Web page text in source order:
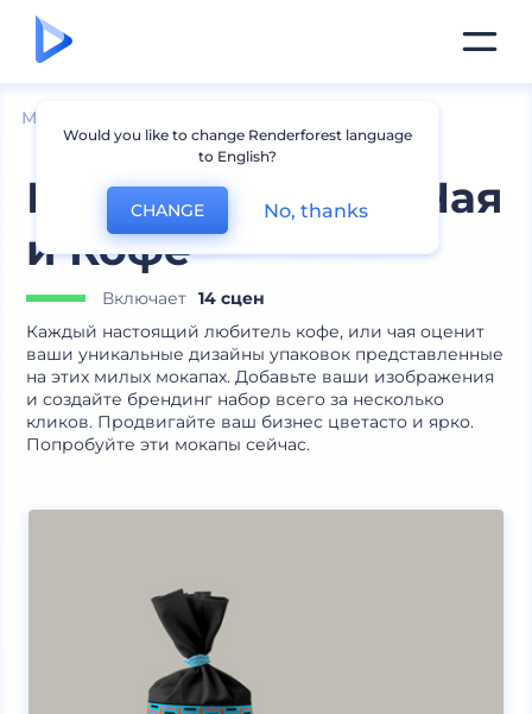
Мокапы
Набор Упаковок Чая
и Кофе
Включает 14 сцен
Каждый настоящий любитель кофе, или чая оценит
ваши уникальные дизайны упаковок представленные
на этих милых мокапах. Добавьте ваши изображения
и создайте брендинг набор всего за несколько
кликов. Продвигайте ваш бизнес цветасто и ярко.
Попробуйте эти мокапы сейчас.
Would you like to change Renderforest language
to English?
CHANGE No, thanks